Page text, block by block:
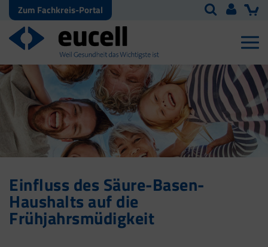
Zum Fachkreis-Portal
Einfluss des Säure-Basen-
Haushalts auf die
Frühjahrsmüdigkeit